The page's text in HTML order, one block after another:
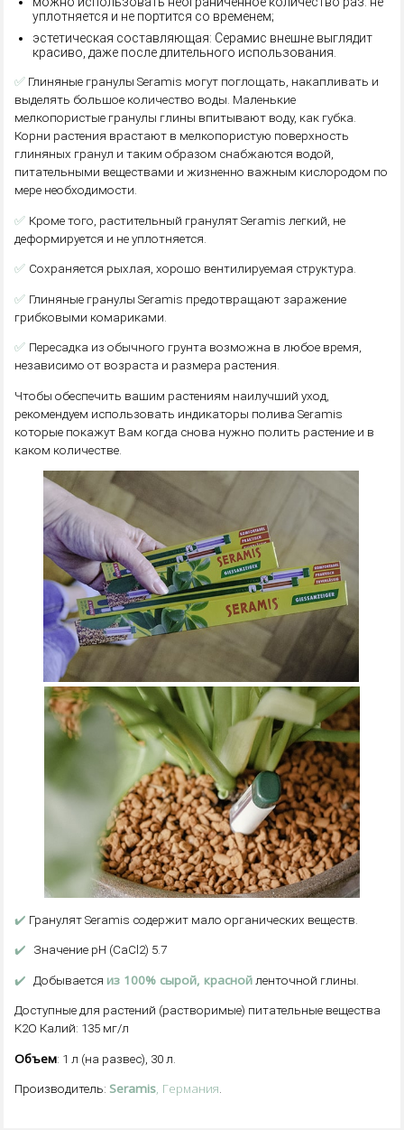
уплотняется и не портится со временем;
эстетическая составляющая: Серамис внешне выглядит
красиво, даже после длительного использования.
✅ Глиняные гранулы Seramis могут поглощать, накапливать и
выделять большое количество воды. Маленькие
мелкопористые гранулы глины впитывают воду, как губка.
Корни растения врастают в мелкопористую поверхность
глиняных гранул и таким образом снабжаются водой,
питательными веществами и жизненно важным кислородом по
мере необходимости.
✅ Кроме того, растительный гранулят Seramis легкий, не
деформируется и не уплотняется.
✅ Сохраняется рыхлая, хорошо вентилируемая структура.
✅ Глиняные гранулы Seramis предотвращают заражение
грибковыми комариками.
✅ Пересадка из обычного грунта возможна в любое время,
независимо от возраста и размера растения.
Чтобы обеспечить вашим растениям наилучший уход,
рекомендуем использовать индикаторы полива Seramis
которые покажут Вам когда снова нужно полить растение и в
каком количестве.
✔️ Гранулят Seramis содержит мало органических веществ.
✔️ Значение pH (CaCl2) 5.7
✔️ Добывается из 100% сырой, красной ленточной глины.
Доступные для растений (растворимые) питательные вещества
K2O Калий: 135 мг/л
Объем: 1 л (на развес), 30 л.
Производитель: Seramis, Германия